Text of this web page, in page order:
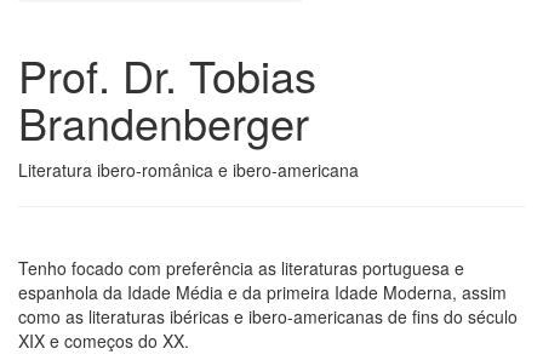
Prof. Dr. Tobias
Brandenberger
Literatura ibero-românica e ibero-americana
Tenho focado com preferência as literaturas portuguesa e
espanhola da Idade Média e da primeira Idade Moderna, assim
como as literaturas ibéricas e ibero-americanas de fins do século
XIX e começos do XX.